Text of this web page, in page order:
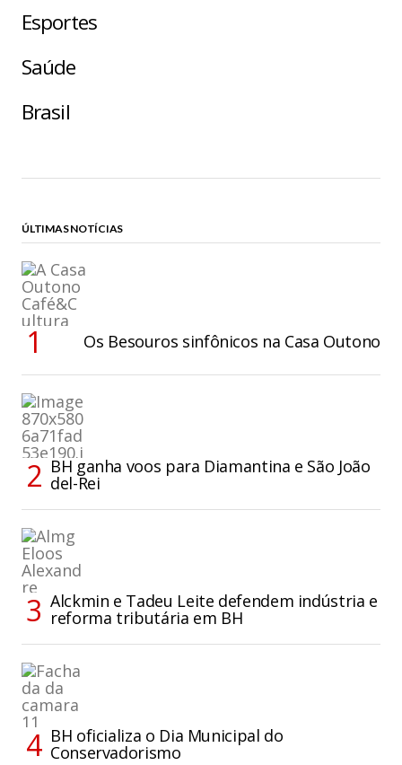
Esportes
Saúde
Brasil
ÚLTIMAS NOTÍCIAS
Os Besouros sinfônicos na Casa Outono
BH ganha voos para Diamantina e São João
del-Rei
Alckmin e Tadeu Leite defendem indústria e
reforma tributária em BH
BH oficializa o Dia Municipal do
Conservadorismo